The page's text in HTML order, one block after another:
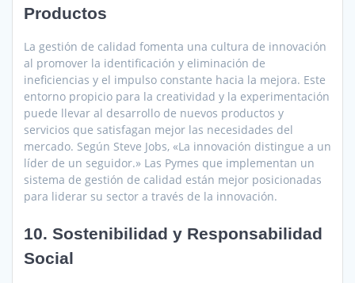
Productos
La gestión de calidad fomenta una cultura de innovación
al promover la identificación y eliminación de
ineficiencias y el impulso constante hacia la mejora. Este
entorno propicio para la creatividad y la experimentación
puede llevar al desarrollo de nuevos productos y
servicios que satisfagan mejor las necesidades del
mercado. Según Steve Jobs, «La innovación distingue a un
líder de un seguidor.» Las Pymes que implementan un
sistema de gestión de calidad están mejor posicionadas
para liderar su sector a través de la innovación.
10. Sostenibilidad y Responsabilidad
Social